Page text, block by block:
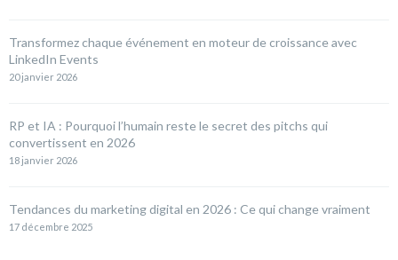
Transformez chaque événement en moteur de croissance avec
LinkedIn Events
20 janvier 2026
RP et IA : Pourquoi l’humain reste le secret des pitchs qui
convertissent en 2026
18 janvier 2026
Tendances du marketing digital en 2026 : Ce qui change vraiment
17 décembre 2025